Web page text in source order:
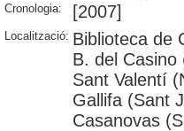
Cronologia: [2007]
Localització: Biblioteca de
B. del
Sant Valentí
Gallifa (Sant
Casanovas